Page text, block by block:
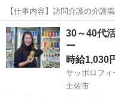
【仕事内容】訪問介護の介護
した訪問介護計画書 をもとに
るお仕事です。 業務内容は、
支援(調理・洗濯・生活必需品
アルバイト・パート
30～40代
ー
時給1,030
サッポロフィ
土佐市